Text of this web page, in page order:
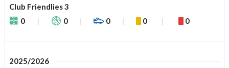
Club Friendlies 3
0
0 0 0 0
2025/2026